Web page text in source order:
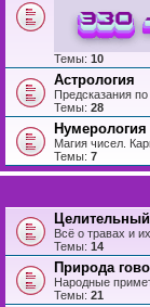
Темы: 10
Астрология
Предсказания
Темы: 28
Нумерология
Магия чисел.
Темы: 7
Всё о травах и
Темы: 14
Природа
Народные
Темы: 21